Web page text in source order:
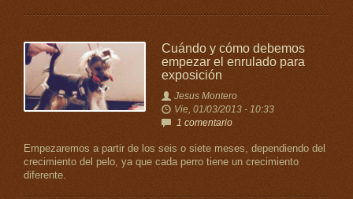
Cuándo y cómo debemos
empezar el enrulado para
exposición
Jesus Montero
Vie, 01/03/2013 - 10:33
1 comentario
Empezaremos a partir de los seis o siete meses, dependiendo del
crecimiento del pelo, ya que cada perro tiene un crecimiento
diferente.